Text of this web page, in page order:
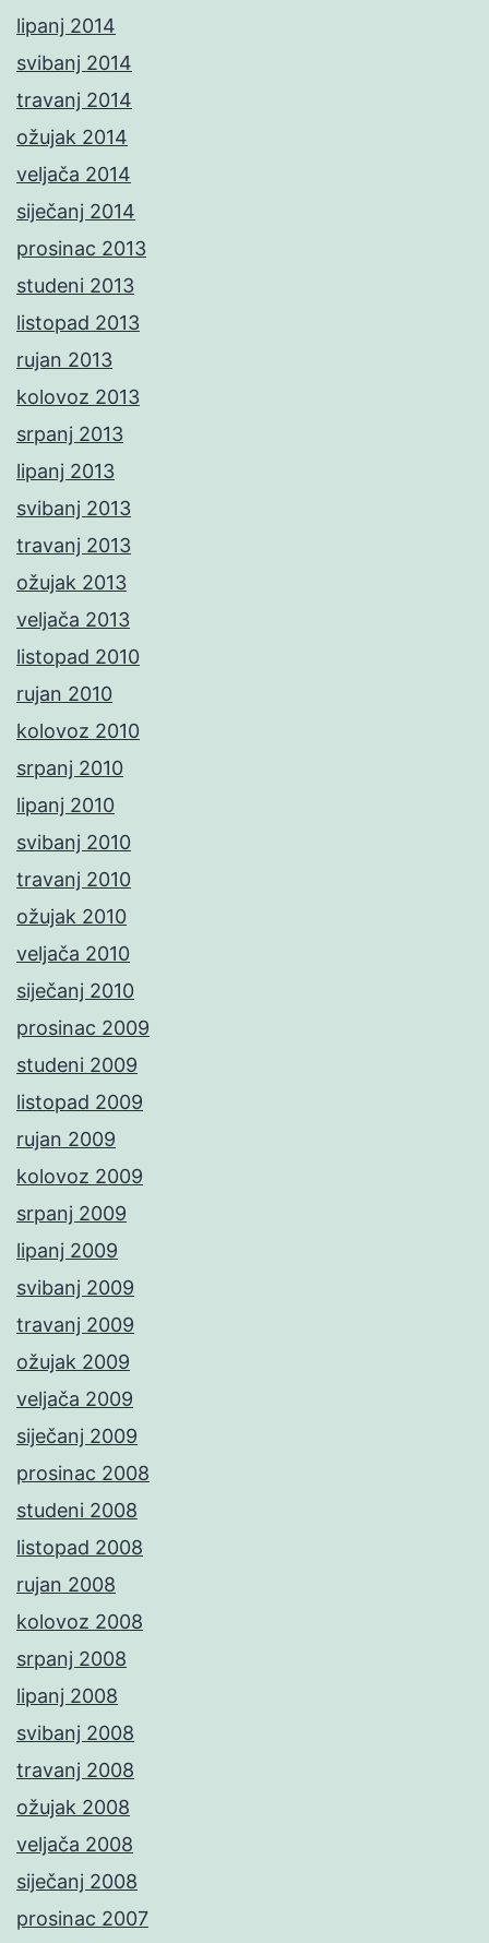
lipanj 2014
svibanj 2014
travanj 2014
ožujak 2014
veljača 2014
siječanj 2014
prosinac 2013
studeni 2013
listopad 2013
rujan 2013
kolovoz 2013
srpanj 2013
lipanj 2013
svibanj 2013
travanj 2013
ožujak 2013
veljača 2013
listopad 2010
rujan 2010
kolovoz 2010
srpanj 2010
lipanj 2010
svibanj 2010
travanj 2010
ožujak 2010
veljača 2010
siječanj 2010
prosinac 2009
studeni 2009
listopad 2009
rujan 2009
kolovoz 2009
srpanj 2009
lipanj 2009
svibanj 2009
travanj 2009
ožujak 2009
veljača 2009
siječanj 2009
prosinac 2008
studeni 2008
listopad 2008
rujan 2008
kolovoz 2008
srpanj 2008
lipanj 2008
svibanj 2008
travanj 2008
ožujak 2008
veljača 2008
siječanj 2008
prosinac 2007